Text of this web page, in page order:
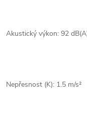
Akustický výkon: 92
Nepřesnost (K): 1.5 m/s²